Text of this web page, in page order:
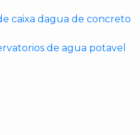
caixa dagua de concreto
de agua potavel